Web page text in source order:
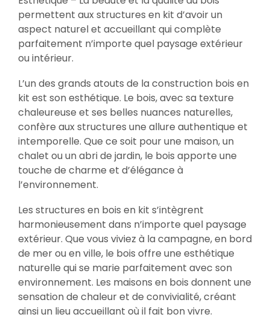
permettent aux structures en kit d’avoir un
aspect naturel et accueillant qui complète
parfaitement n’importe quel paysage extérieur
ou intérieur.
L’un des grands atouts de la construction bois en
kit est son esthétique. Le bois, avec sa texture
chaleureuse et ses belles nuances naturelles,
confère aux structures une allure authentique et
intemporelle. Que ce soit pour une maison, un
chalet ou un abri de jardin, le bois apporte une
touche de charme et d’élégance à
l’environnement.
Les structures en bois en kit s’intègrent
harmonieusement dans n’importe quel paysage
extérieur. Que vous viviez à la campagne, en bord
de mer ou en ville, le bois offre une esthétique
naturelle qui se marie parfaitement avec son
environnement. Les maisons en bois donnent une
sensation de chaleur et de convivialité, créant
ainsi un lieu accueillant où il fait bon vivre.